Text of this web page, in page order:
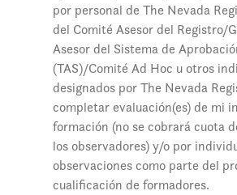
por personal de The Nevada
del Comité Asesor del Registro/
Asesor del Sistema de
(TAS)/Comité Ad Hoc u otros
designados por The Nevada
completar evaluación(es) de mi
formación (no se cobrará cuota
los observadores) y/o por
observaciones como parte del
cualificación de formadores.